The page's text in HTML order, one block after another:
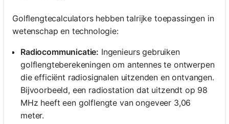
Golflengtecalculators hebben talrijke toepassingen in
wetenschap en technologie:
Radiocommunicatie: Ingenieurs gebruiken
golflengteberekeningen om antennes te ontwerpen
die efficiënt radiosignalen uitzenden en ontvangen.
Bijvoorbeeld, een radiostation dat uitzendt op 98
MHz heeft een golflengte van ongeveer 3,06
meter.